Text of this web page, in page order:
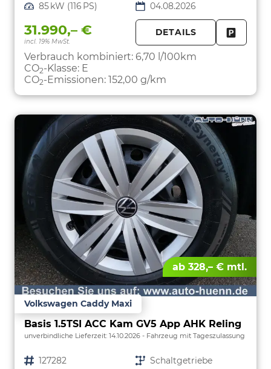
Leistung 85 kW (116 PS) 04.08.2026
31.990,– €
incl. 19% MwSt.
DETAILS
Verbrauch kombiniert: 6,70 l/100km
CO2-Klasse: E
CO2-Emissionen: 152,00 g/km
ab 328,– € mtl.
Volkswagen Caddy Maxi
Basis 1.5TSI ACC Kam GV5 App AHK Reling
unverbindliche Lieferzeit: 14.10.2026 Fahrzeug mit Tageszulassung
Fahrzeugnr. 127282 Getriebe Schaltgetriebe